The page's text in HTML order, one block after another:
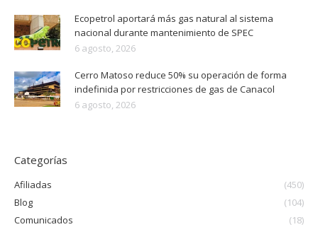
Ecopetrol aportará más gas natural al sistema
nacional durante mantenimiento de SPEC
6 agosto, 2026
Cerro Matoso reduce 50% su operación de forma
indefinida por restricciones de gas de Canacol
6 agosto, 2026
Categorías
Afiliadas
(450)
Blog
(104)
Comunicados
(18)